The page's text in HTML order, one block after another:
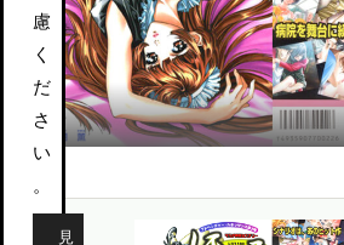
慮
く
だ
さ
い
。
見